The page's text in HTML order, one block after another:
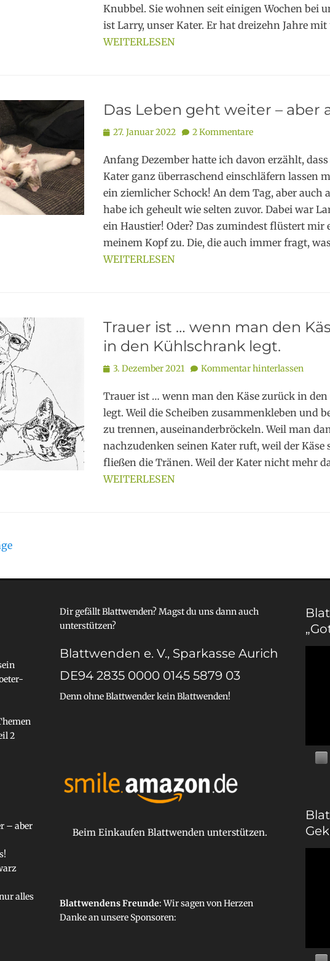
Knubbel. Sie wohnen seit einigen Wochen bei
ist Larry, unser Kater. Er hat dreizehn Jahre mit
WEITERLESEN
Das Leben geht weiter – aber
Posted
27. Januar 2022 2 Kommentare
Anfang Dezember hatte ich davon erzählt,
Kater ganz überraschend einschläfern lassen
ein ziemlicher Schock! An dem Tag, aber auch
habe ich geheult wie selten zuvor. Dabei war
ein Haustier! Oder? Das zumindest flüstert mir
meinem Kopf zu. Die, die auch immer fragt,
WEITERLESEN
Trauer ist … wenn man den
in den Kühlschrank legt.
Posted
3. Dezember 2021 Kommentar hinterlassen
Trauer ist … wenn man den Käse zurück in
legt. Weil die Scheiben zusammenkleben und
zu trennen, auseinanderbröckeln. Weil man
nachzudenken seinen Kater ruft, weil der Käse
fließen die Tränen. Weil der Kater nicht mehr
WEITERLESEN
2
– aber
alles
Dir gefällt Blattwenden? Magst du uns dann auch
unterstützen?
Blattwenden e. V., Sparkasse Aurich
DE94 2835 0000 0145 5879 03
Denn ohne Blattwender kein Blattwenden!
Beim Einkaufen Blattwenden unterstützen.
Blattwendens Freunde: Wir sagen von Herzen
Danke an unsere Sponsoren: